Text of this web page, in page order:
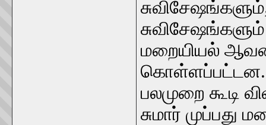
சுவிசேஷங்களும்
மறையியல்
கொள்ளப்பட்டன.
பலமுறை கூடி
சுமார்